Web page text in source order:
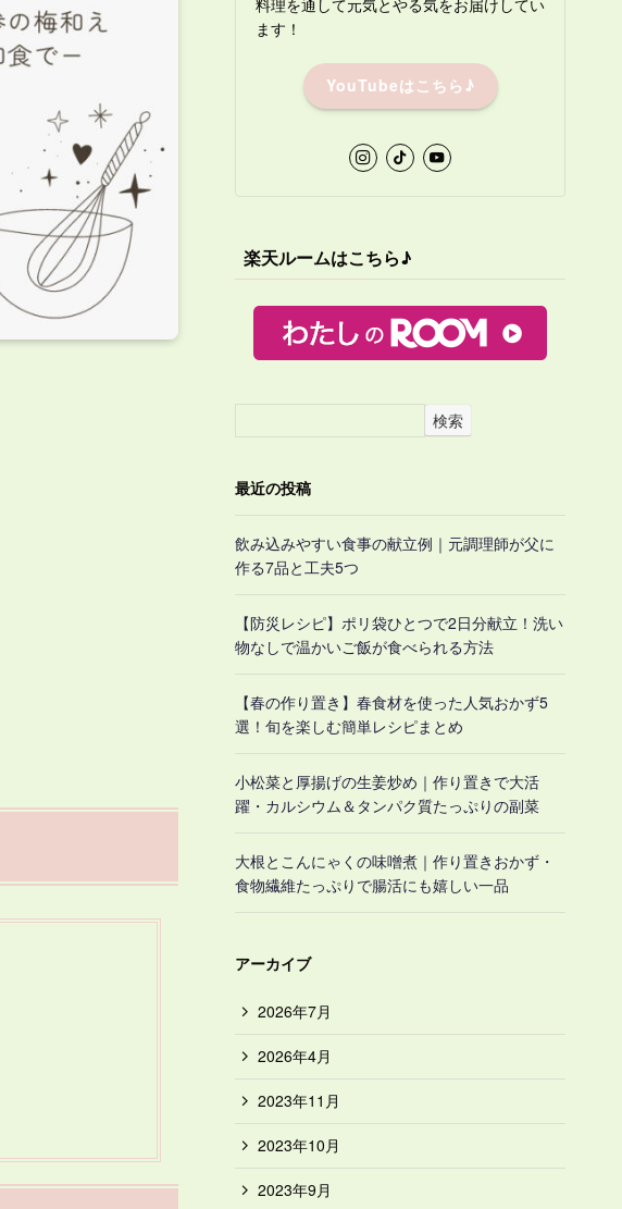
ます！
YouTubeはこちら♪
楽天ルームはこちら♪
検索
最近の投稿
飲み込みやすい食事の献立例｜元調理師が父に
作る7品と工夫5つ
【防災レシピ】ポリ袋ひとつで2日分献立！洗い
物なしで温かいご飯が食べられる方法
【春の作り置き】春食材を使った人気おかず5
選！旬を楽しむ簡単レシピまとめ
小松菜と厚揚げの生姜炒め｜作り置きで大活
躍・カルシウム＆タンパク質たっぷりの副菜
大根とこんにゃくの味噌煮｜作り置きおかず・
食物繊維たっぷりで腸活にも嬉しい一品
アーカイブ
2026年7月
2026年4月
2023年11月
2023年10月
2023年9月